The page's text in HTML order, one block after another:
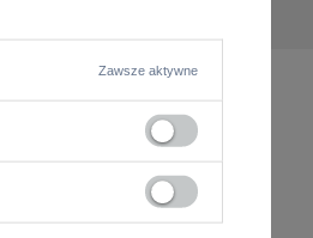
Zawsze aktywne